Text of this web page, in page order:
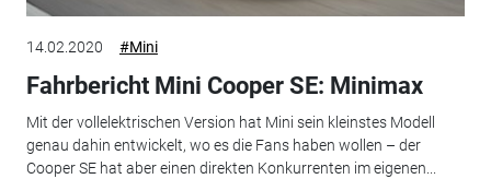
14.02.2020 #Mini
Fahrbericht Mini Cooper SE: Minimax
Mit der vollelektrischen Version hat Mini sein kleinstes Modell
genau dahin entwickelt, wo es die Fans haben wollen – der
Cooper SE hat aber einen direkten Konkurrenten im eigenen...